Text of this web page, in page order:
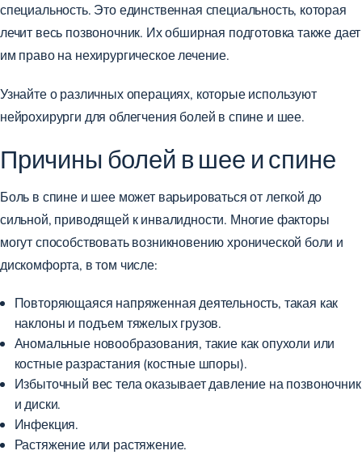
специальность. Это единственная специальность, которая
лечит весь позвоночник. Их обширная подготовка также дает
им право на нехирургическое лечение.
Узнайте о различных операциях, которые используют
нейрохирурги для облегчения болей в спине и шее.
Причины болей в шее и спине
Боль в спине и шее может варьироваться от легкой до
сильной, приводящей к инвалидности. Многие факторы
могут способствовать возникновению хронической боли и
дискомфорта, в том числе:
Повторяющаяся напряженная деятельность, такая как
наклоны и подъем тяжелых грузов.
Аномальные новообразования, такие как опухоли или
костные разрастания (костные шпоры).
Избыточный вес тела оказывает давление на позвоночник
и диски.
Инфекция.
Растяжение или растяжение.